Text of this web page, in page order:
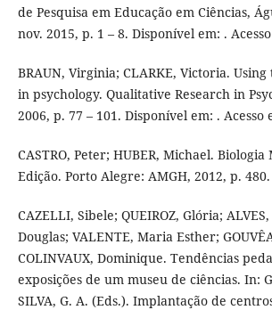
de Pesquisa em Educação em Ciências,
nov. 2015, p. 1 – 8. Disponível em: .
BRAUN, Virginia; CLARKE, Victoria.
in psychology. Qualitative Research in
2006, p. 77 – 101. Disponível em: . Acesso
CASTRO, Peter; HUBER, Michael. Biologia
Edição. Porto Alegre: AMGH, 2012, p. 480.
CAZELLI, Sibele; QUEIROZ, Glória;
Douglas; VALENTE, Maria Esther;
COLINVAUX, Dominique. Tendências
exposições de um museu de ciências. In:
SILVA, G. A. (Eds.). Implantação de